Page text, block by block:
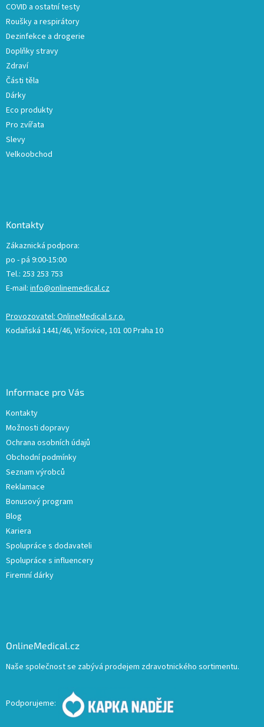
COVID a ostatní testy
Roušky a respirátory
Dezinfekce a drogerie
Doplňky stravy
Zdraví
Části těla
Dárky
Eco produkty
Pro zvířata
Slevy
Velkoobchod
Kontakty
Zákaznická podpora:
po - pá 9:00-15:00
Tel.: 253 253 753
E-mail: info@onlinemedical.cz
Provozovatel: OnlineMedical s.r.o.
Kodaňská 1441/46, Vršovice, 101 00 Praha 10
Informace pro Vás
Kontakty
Možnosti dopravy
Ochrana osobních údajů
Obchodní podmínky
Seznam výrobců
Reklamace
Bonusový program
Blog
Kariera
Spolupráce s dodavateli
Spolupráce s influencery
Firemní dárky
OnlineMedical.cz
Naše společnost se zabývá prodejem zdravotnického sortimentu.
Podporujeme: